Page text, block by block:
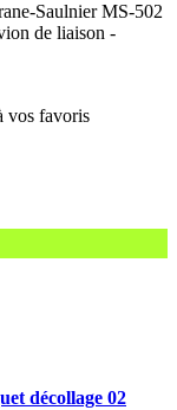
Saulnier MS-502
de liaison -
décollage 02